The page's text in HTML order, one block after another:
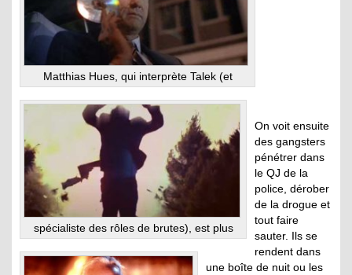
Matthias Hues, qui interprète Talek (et
spécialiste des rôles de brutes), est plus
On voit ensuite
des gangsters
pénétrer dans
le QJ de la
police, dérober
de la drogue et
tout faire
sauter. Ils se
rendent dans
une boîte de nuit ou les